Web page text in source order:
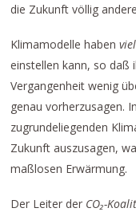
die Zukunft völlig
Klimamodelle haben
einstellen kann, so daß
Vergangenheit wenig
genau vorherzusagen.
zugrundeliegenden
Zukunft auszusagen,
maßlosen Erwärmung.
Der Leiter der CO₂-